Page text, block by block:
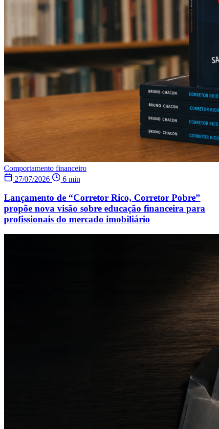
Comportamento financeiro
27/07/2026
6 min
Lançamento de “Corretor Rico, Corretor Pobre”
propõe nova visão sobre educação financeira para
profissionais do mercado imobiliário